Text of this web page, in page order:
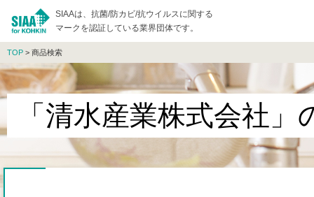
SIAAは、抗菌/防カビ/抗ウイルスに関する
マークを認証している業界団体です。
TOP > 商品検索
「清水産業株式会社」